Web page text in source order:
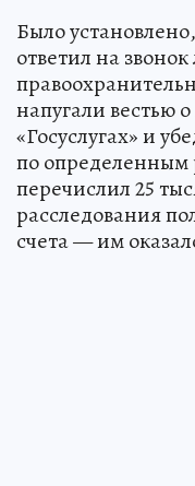
Было
ответил на
напугали вестью
«Госуслугах» и
по
перечислил 25
расследования
счета — им